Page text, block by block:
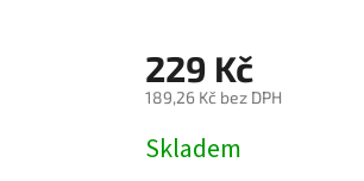
229 Kč
189,26 Kč bez DPH
cena:
Skladem